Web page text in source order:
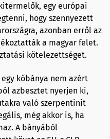
egy európai
hogy szennyezett
azonban erről az
a magyar felet.
kötelezettséget.
kőbánya nem azért
azbesztet nyerjen ki,
való szerpentinit
még akkor is, ha
A bányából